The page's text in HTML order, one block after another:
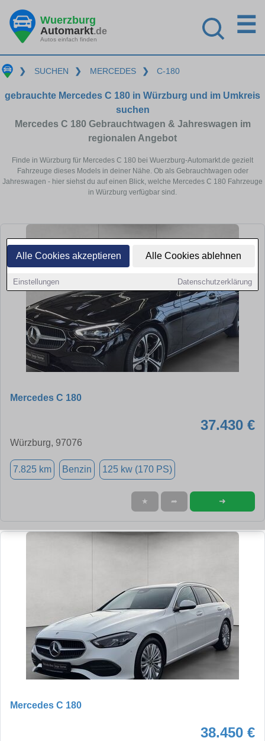
Alle Cookies akzeptieren Alle Cookies ablehnen
Einstellungen Datenschutzerklärung
Wuerzburg
Automarkt.de
Autos einfach finden
☰
❯ SUCHEN ❯ MERCEDES ❯ C-180
gebrauchte Mercedes C 180 in Würzburg und im Umkreis
suchen
Mercedes C 180 Gebrauchtwagen & Jahreswagen im
regionalen Angebot
Finde in Würzburg für Mercedes C 180 bei Wuerzburg-Automarkt.de gezielt
Fahrzeuge dieses Models in deiner Nähe. Ob als Gebrauchtwagen oder
Jahreswagen - hier siehst du auf einen Blick, welche Mercedes C 180 Fahrzeuge
in Würzburg verfügbar sind.
Mercedes C 180
37.430 €
Würzburg, 97076
7.825 km Benzin 125 kw (170 PS)
★ ➦ ➜
Mercedes C 180
38.450 €